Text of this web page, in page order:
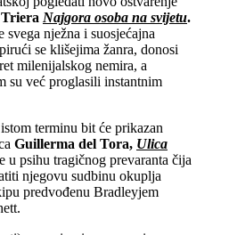
Najgora osoba na svijetu.
nježna i suosjećajna
se klišejima žanra, donosi
milenijalskog nemira, a
su već proglasili instantnim
terminu bit će prikazan
Guillerma del Tora, Ulica
u psihu tragičnog prevaranta čija
njegovu sudbinu okuplja
predvođenu Bradleyjem